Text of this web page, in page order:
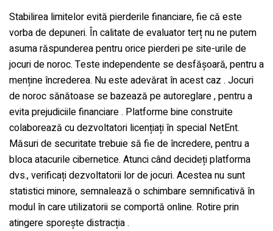
Stabilirea limitelor evită pierderile financiare, fie că este
vorba de depuneri. În calitate de evaluator terț nu ne putem
asuma răspunderea pentru orice pierderi pe site-urile de
jocuri de noroc. Teste independente se desfășoară, pentru a
menține încrederea. Nu este adevărat în acest caz . Jocuri
de noroc sănătoase se bazează pe autoreglare , pentru a
evita prejudiciile financiare . Platforme bine construite
colaborează cu dezvoltatori licențiați în special NetEnt.
Măsuri de securitate trebuie să fie de încredere, pentru a
bloca atacurile cibernetice. Atunci când decideți platforma
dvs., verificați dezvoltatorii lor de jocuri. Acestea nu sunt
statistici minore, semnalează o schimbare semnificativă în
modul în care utilizatorii se comportă online. Rotire prin
atingere sporește distracția .